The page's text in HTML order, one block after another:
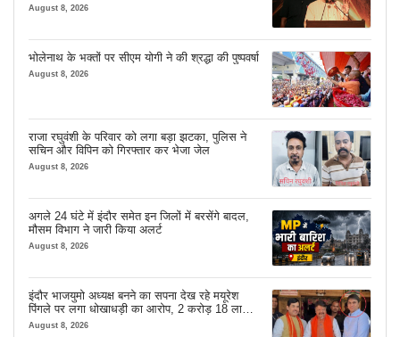
August 8, 2026
भोलेनाथ के भक्तों पर सीएम योगी ने की श्रद्धा की पुष्पवर्षा
August 8, 2026
राजा रघुवंशी के परिवार को लगा बड़ा झटका, पुलिस ने
सचिन और विपिन को गिरफ्तार कर भेजा जेल
August 8, 2026
अगले 24 घंटे में इंदौर समेत इन जिलों में बरसेंगे बादल,
मौसम विभाग ने जारी किया अलर्ट
August 8, 2026
इंदौर भाजयुमो अध्यक्ष बनने का सपना देख रहे मयूरेश
पिंगले पर लगा धोखाधड़ी का आरोप, 2 करोड़ 18 लाख
लेने के बाद भी नहीं दिया जमीन का कब्जा
August 8, 2026